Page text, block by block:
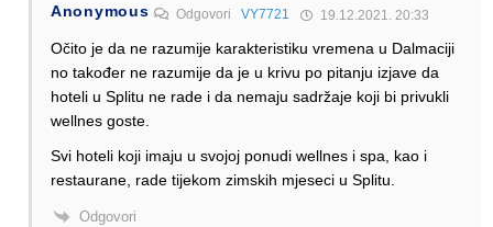
Anonymous OdgovoriVY7721 19.12.2021. 20:33
Očito je da ne razumije karakteristiku vremena u Dalmaciji
no također ne razumije da je u krivu po pitanju izjave da
hoteli u Splitu ne rade i da nemaju sadržaje koji bi privukli
wellnes goste.
Svi hoteli koji imaju u svojoj ponudi wellnes i spa, kao i
restaurane, rade tijekom zimskih mjeseci u Splitu.
Odgovori